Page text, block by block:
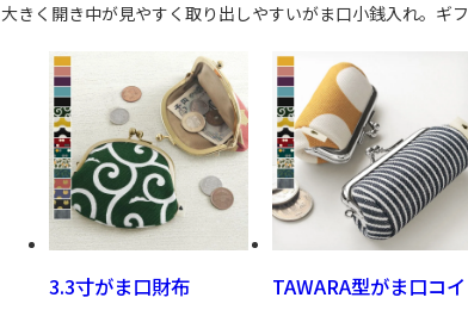
大きく開き中が見やすく取り出しやすいがま口小銭入れ。ギ
3.3寸がま口財布
TAWARA型がま口コイ